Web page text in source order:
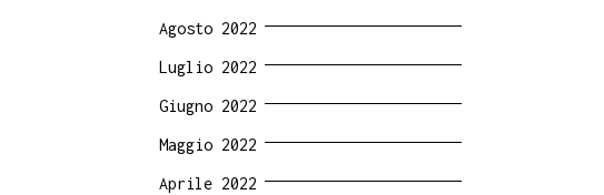
Agosto 2022
Luglio 2022
Giugno 2022
Maggio 2022
Aprile 2022